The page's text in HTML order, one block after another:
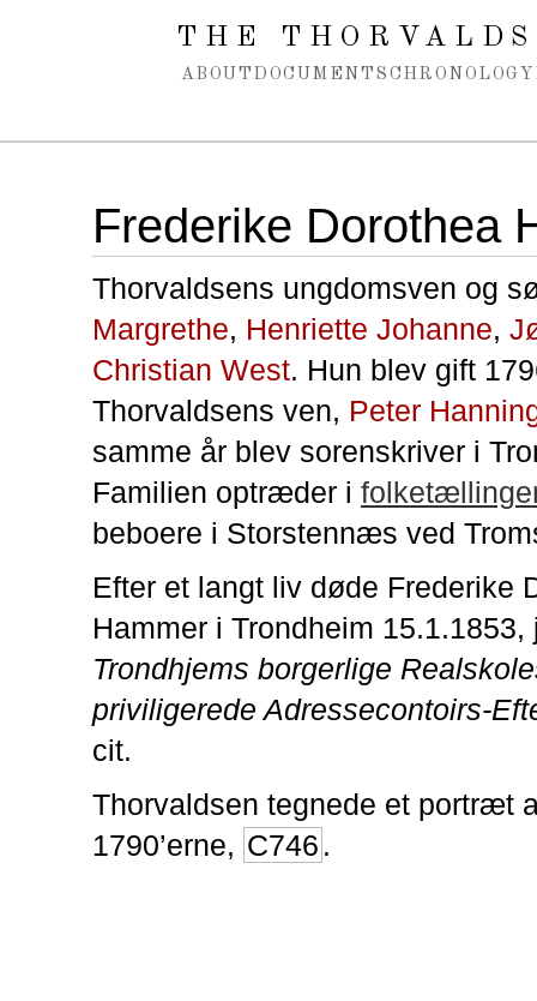
Spring navigation over
THE
ABOUT DOCUMENTS CHRONOLOGY
Frederike Dorothea
Thorvaldsens ungdomsven og
Margrethe, Henriette Johanne,
Christian West. Hun blev gift
Thorvaldsens ven, Peter
samme år blev sorenskriver i
Familien optræder i
beboere i Storstennæs ved
Efter et langt liv døde Frederike
Hammer i Trondheim 15.1.1853,
Trondhjems borgerlige
priviligerede Adressecontoirs-
cit.
Thorvaldsen tegnede et portræt
1790’erne, C746 .